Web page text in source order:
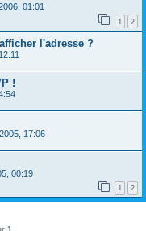
01:01
1 2
l'adresse ?
!
17:06
00:19
1 2